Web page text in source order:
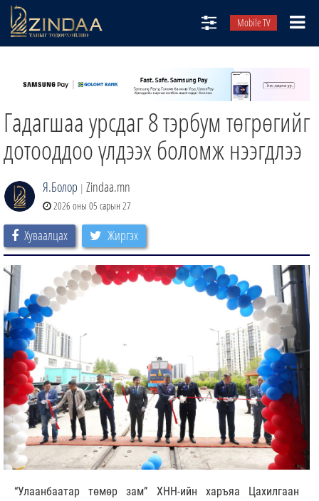
Mobile TV
ТВ8
ӨГЛӨӨНИЙ СОНИН
АУДИО ЗОХИОЛ
ЗИНДАА СЭТГҮҮЛ
Гадагшаа урсдаг 8 тэрбум төгрөгийг
дотооддоо үлдээх боломж нээгдлээ
Я.Болор | Zindaa.mn
2026 оны 05 сарын 27
Хуваалцах Жиргэх
“Улаанбаатар төмөр зам” ХНН-ийн харъяа Цахилгаан